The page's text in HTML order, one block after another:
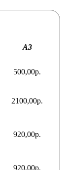
А3
500,00р.
2100,00р.
920,00р.
920,00р.